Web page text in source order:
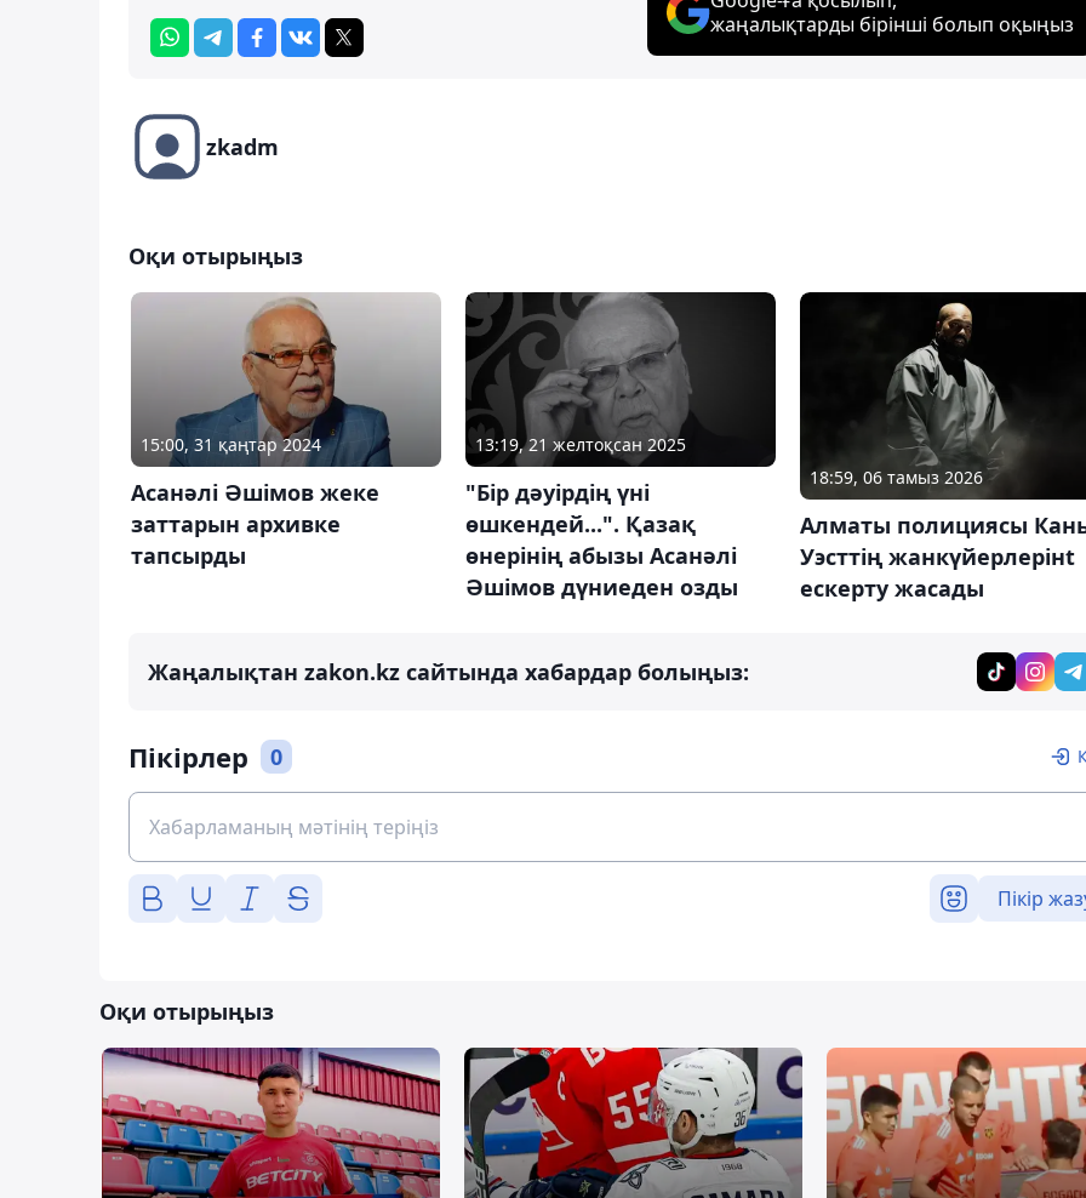
жаңалықтарды бірінші болып оқыңыз
zkadm
Оқи отырыңыз
15:00, 31 қаңтар 2024
Асанәлі Әшімов жеке
заттарын архивке
тапсырды
13:19, 21 желтоқсан 2025
"Бір дәуірдің үні
өшкендей...". Қазақ
өнерінің абызы Асанәлі
Әшімов дүниеден озды
18:59, 06 тамыз 2026
Алматы полициясы
Уэсттің жанкүйерлерінt
ескерту жасады
Жаңалықтан zakon.kz сайтында хабардар болыңыз:
Пікірлер 0
Пікір
Оқи отырыңыз